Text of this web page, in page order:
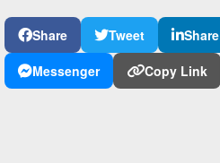
Share Tweet Share
Messenger
Copy Link